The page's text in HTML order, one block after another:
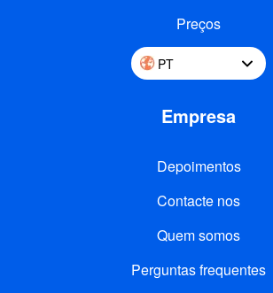
Preços
PT
Empresa
Depoimentos
Contacte nos
Quem somos
Perguntas frequentes